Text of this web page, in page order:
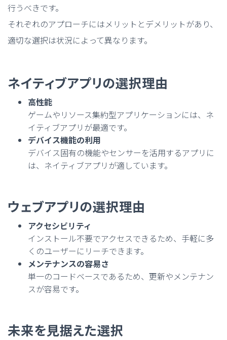
行うべきです。
それぞれのアプローチにはメリットとデメリットがあり、
適切な選択は状況によって異なります。
ネイティブアプリの選択理由
高性能
ゲームやリソース集約型アプリケーションには、ネ
イティブアプリが最適です。
デバイス機能の利用
デバイス固有の機能やセンサーを活用するアプリに
は、ネイティブアプリが適しています。
ウェブアプリの選択理由
アクセシビリティ
インストール不要でアクセスできるため、手軽に多
くのユーザーにリーチできます。
メンテナンスの容易さ
単一のコードベースであるため、更新やメンテナン
スが容易です。
未来を見据えた選択